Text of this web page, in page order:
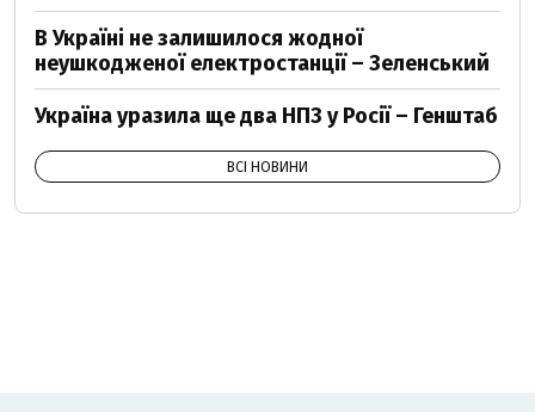
В Україні не залишилося жодної
неушкодженої електростанції – Зеленський
Україна уразила ще два НПЗ у Росії – Генштаб
ВСІ НОВИНИ